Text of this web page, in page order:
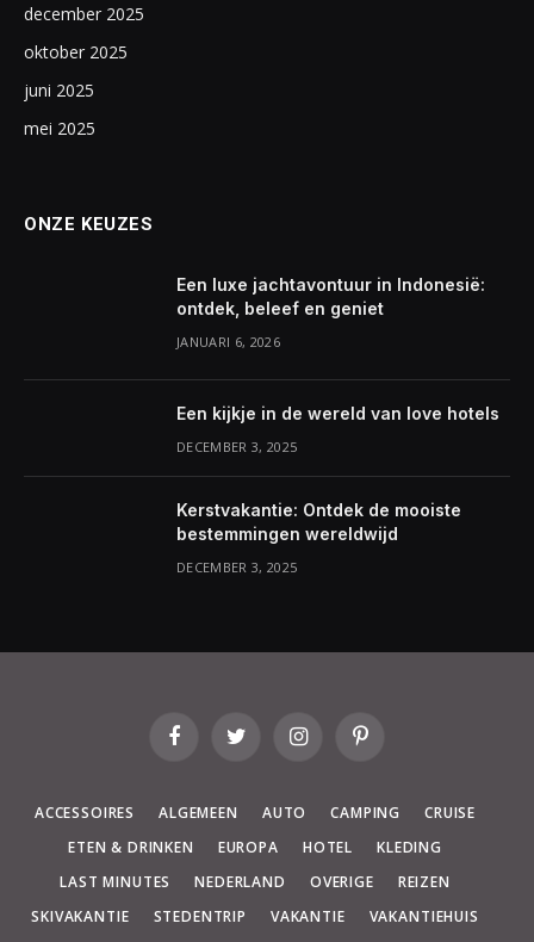
december 2025
oktober 2025
juni 2025
mei 2025
ONZE KEUZES
Een luxe jachtavontuur in Indonesië:
ontdek, beleef en geniet
JANUARI 6, 2026
Een kijkje in de wereld van love hotels
DECEMBER 3, 2025
Kerstvakantie: Ontdek de mooiste
bestemmingen wereldwijd
DECEMBER 3, 2025
FacebookTwitter InstagramPinterest
ACCESSOIRES ALGEMEEN AUTO CAMPING
CRUISE
ETEN & DRINKEN
EUROPA HOTEL
KLEDING
LAST MINUTES
NEDERLAND OVERIGE
REIZEN
SKIVAKANTIE
STEDENTRIP VAKANTIE
VAKANTIEHUIS